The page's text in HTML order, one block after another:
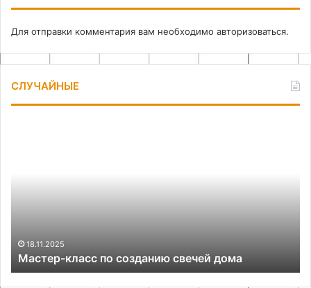
Для отправки комментария вам необходимо авторизоваться.
СЛУЧАЙНЫЕ
18.11.2025
Мастер-класс по созданию свечей дома